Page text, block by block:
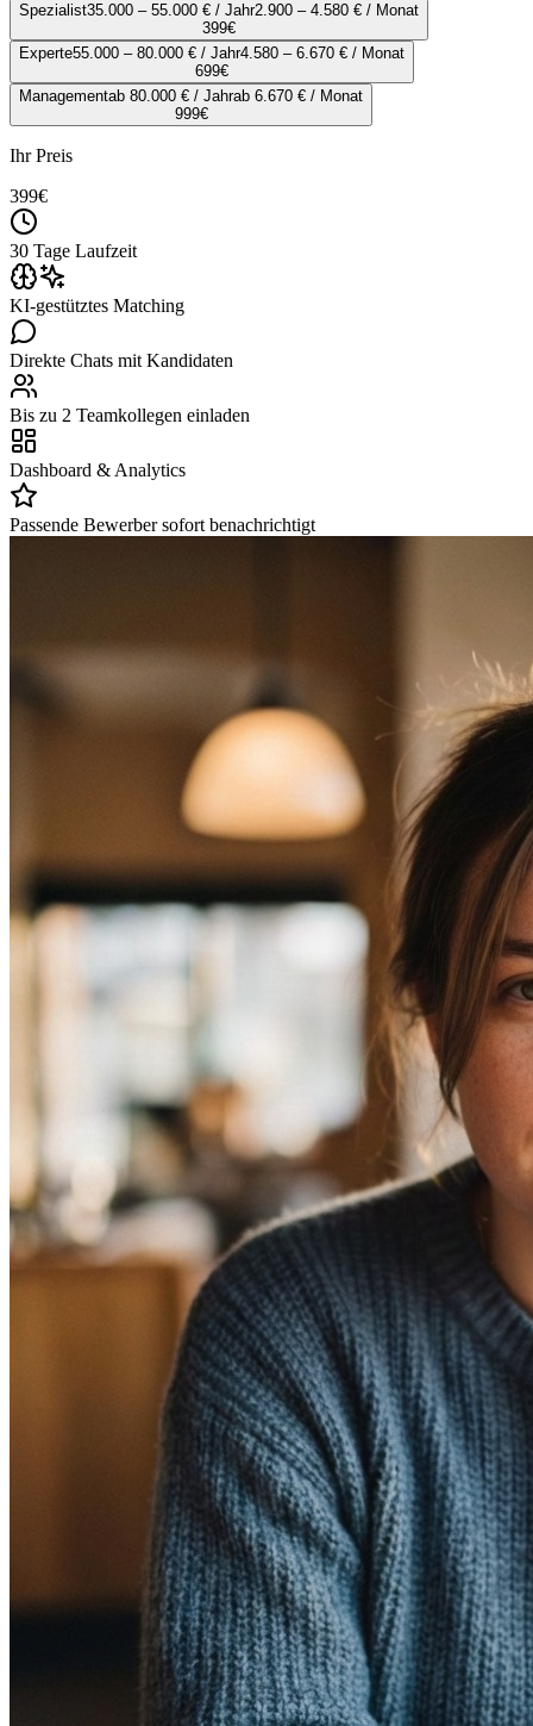
Spezialist35.000 – 55.000 € / Jahr2.900 – 4.580 € / Monat
399€
Experte55.000 – 80.000 € / Jahr4.580 – 6.670 € / Monat
699€
Managementab 80.000 € / Jahrab 6.670 € / Monat
999€
Ihr Preis
399€
30 Tage Laufzeit
KI-gestütztes Matching
Direkte Chats mit Kandidaten
Bis zu 2 Teamkollegen einladen
Dashboard & Analytics
Passende Bewerber sofort benachrichtigt